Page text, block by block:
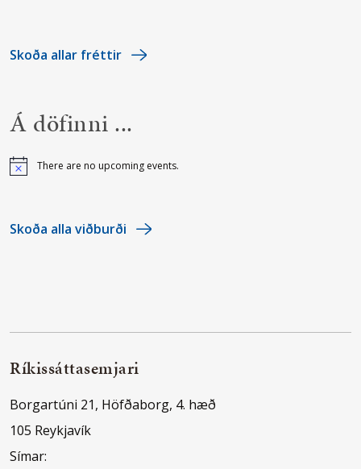
Skoða allar fréttir
Á döfinni ...
Notice There are no upcoming events.
Skoða alla viðburði
Ríkissáttasemjari
Borgartúni 21, Höfðaborg, 4. hæð
105 Reykjavík
Símar: